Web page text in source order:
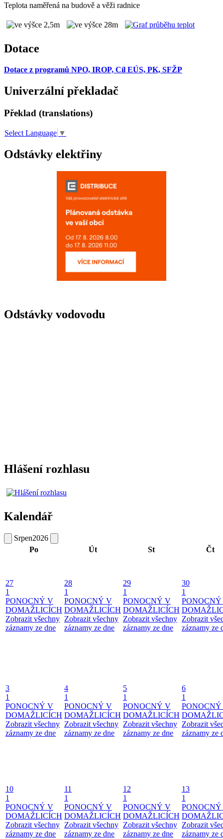
Teplota naměřená na budově a věži radnice
Dotace
Dotace z programů NPO, IROP, Cíl EÚS, PK, SFŽP
Univerzální překladač
Překlad (translations)
Select Language ▼
Odstávky elektřiny
Odstávky vodovodu
Hlášení rozhlasu
Kalendář
Srpen2026
Po
Út St Čt
27
1
PONOCNÝ V
DOMAŽLICÍCH
Zobrazit všechny
záznamy ze dne
28
1
PONOCNÝ V
DOMAŽLICÍCH
Zobrazit všechny
záznamy ze dne
29
1
PONOCNÝ V
DOMAŽLICÍCH
Zobrazit všechny
záznamy ze dne
30
1
Zobrazit
záznamy ze
3
1
PONOCNÝ V
DOMAŽLICÍCH
Zobrazit všechny
záznamy ze dne
4
1
PONOCNÝ V
DOMAŽLICÍCH
Zobrazit všechny
záznamy ze dne
5
1
PONOCNÝ V
DOMAŽLICÍCH
Zobrazit všechny
záznamy ze dne
6
1
Zobrazit
záznamy ze
10
1
PONOCNÝ V
DOMAŽLICÍCH
Zobrazit všechny
záznamy ze dne
11
1
PONOCNÝ V
DOMAŽLICÍCH
Zobrazit všechny
záznamy ze dne
12
1
PONOCNÝ V
DOMAŽLICÍCH
Zobrazit všechny
záznamy ze dne
13
1
Zobrazit
záznamy ze